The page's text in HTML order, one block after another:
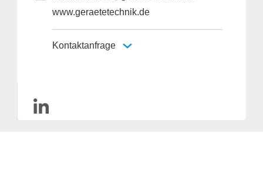
www.geraetetechnik.de
Kontaktanfrage